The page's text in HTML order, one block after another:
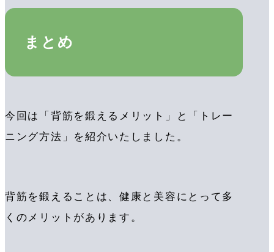
まとめ
今回は「背筋を鍛えるメリット」と「トレー
ニング方法」を紹介いたしました。
背筋を鍛えることは、健康と美容にとって多
くのメリットがあります。